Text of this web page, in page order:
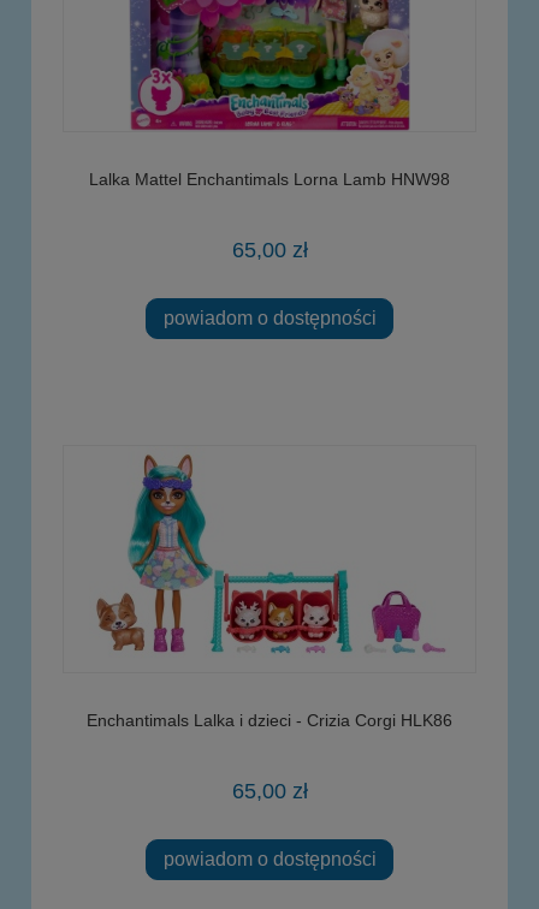
Lalka Mattel Enchantimals Lorna Lamb HNW98
65,00 zł
powiadom o dostępności
Enchantimals Lalka i dzieci - Crizia Corgi HLK86
65,00 zł
powiadom o dostępności